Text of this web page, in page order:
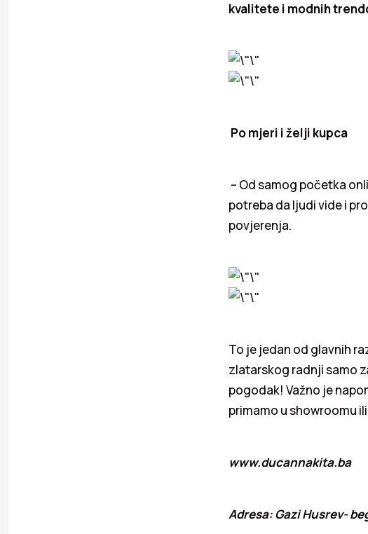
kvalitete i modnih
Po mjeri i želji kupca
– Od samog početka
potreba da ljudi vide i
povjerenja.
To je jedan od glavnih
zlatarskog radnji samo
pogodak! Važno je
primamo u showroomu
www.ducannakita.ba
Adresa: Gazi Husrev-